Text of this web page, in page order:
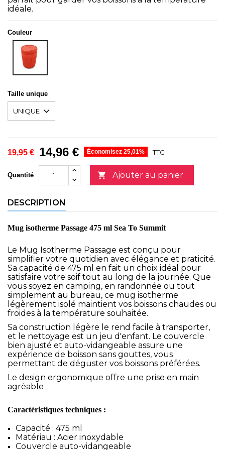
idéale.
Couleur
ORANGE
Taille unique
19,95 € 14,96 € Économisez 25,01% TTC
Quantité  Ajouter au panier
DESCRIPTION
Mug isotherme Passage 475 ml Sea To Summit
Le Mug Isotherme Passage est conçu pour
simplifier votre quotidien avec élégance et praticité.
Sa capacité de 475 ml en fait un choix idéal pour
satisfaire votre soif tout au long de la journée. Que
vous soyez en camping, en randonnée ou tout
simplement au bureau, ce mug isotherme
légèrement isolé maintient vos boissons chaudes ou
froides à la température souhaitée.
Sa construction légère le rend facile à transporter,
et le nettoyage est un jeu d'enfant. Le couvercle
bien ajusté et auto-vidangeable assure une
expérience de boisson sans gouttes, vous
permettant de déguster vos boissons préférées.
Le design ergonomique offre une prise en main
agréable
Caractéristiques techniques :
Capacité : 475 ml
Matériau : Acier inoxydable
Couvercle auto-vidangeable